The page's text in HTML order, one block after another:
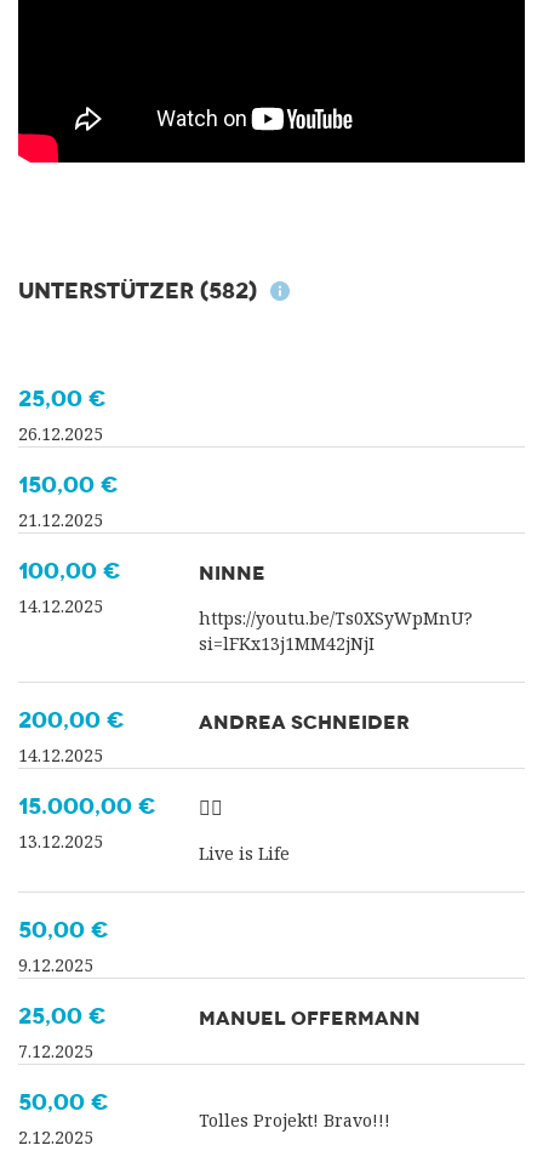
Unterstützer (582)
25,00 €
26.12.2025
150,00 €
21.12.2025
100,00 €
14.12.2025
NINNE
https://youtu.be/Ts0XSyWpMnU?
si=lFKx13j1MM42jNjI
200,00 €
14.12.2025
ANDREA SCHNEIDER
15.000,00 €
13.12.2025
✌🏻
Live is Life
50,00 €
9.12.2025
25,00 €
7.12.2025
MANUEL OFFERMANN
50,00 €
2.12.2025
Tolles Projekt! Bravo!!!